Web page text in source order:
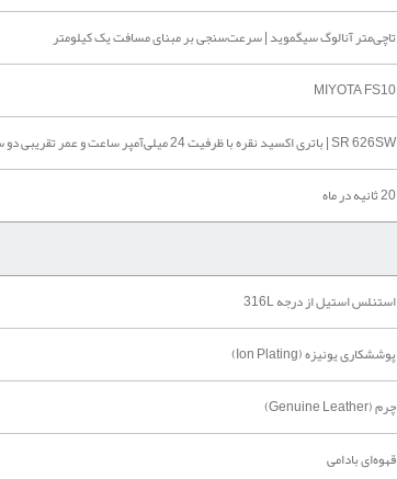
تاچی‌متر آنالوگ سیگموید | سرعت‌سنجی بر مبنای مسافت یک کیلومتر
MIYOTA FS10
SR 626SW | باتری اکسید نقره با ظرفیت 24 میلی‌آمپر ساعت و عمر تقریبی دو سال تحت استفاده استاندارد
20 ثانیه در ماه
استنلس استیل از درجه 316L
پوششکاری یونیزه (Ion Plating)
چرم (Genuine Leather)
قهوه‌ای بادامی